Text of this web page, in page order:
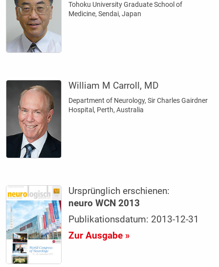
Tohoku University Graduate School of
Medicine, Sendai, Japan
William M Carroll, MD
Department of Neurology, Sir Charles Gairdner
Hospital, Perth, Australia
Ursprünglich erschienen:
neuro WCN 2013
Publikationsdatum: 2013-12-31
Zur Ausgabe »